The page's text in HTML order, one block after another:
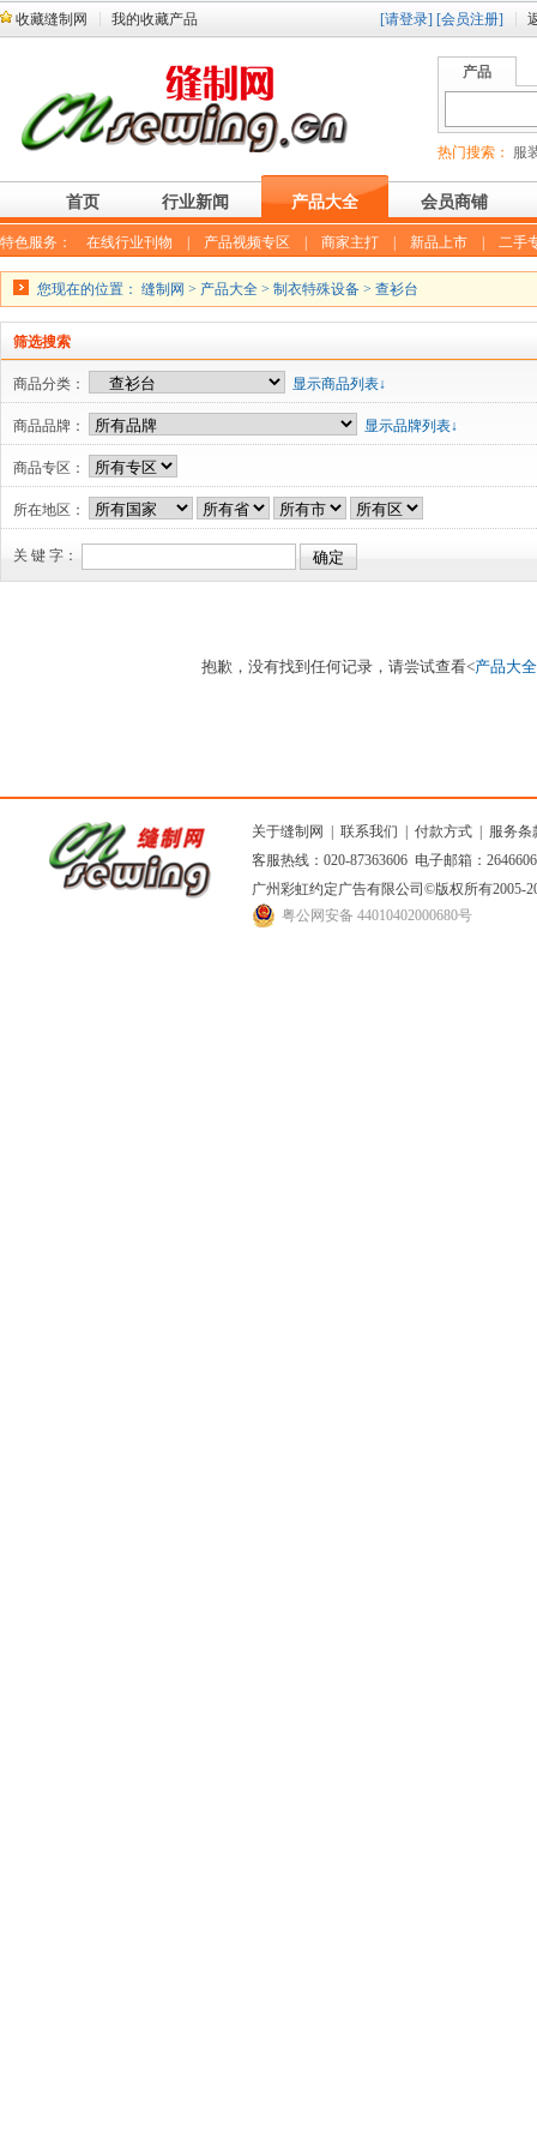
收藏缝制网 我的收藏产品 [请登录] [会员注册]
产品
热门搜索： 服
首页 行业新闻 产品大全 会员商铺
特色服务： 在线行业刊物 产品视频专区 商家主打 新品上市 二手
您现在的位置： 缝制网 > 产品大全 > 制衣特殊设备 > 查衫台
筛选搜索
商品分类： 显示商品列表↓
商品品牌： 显示品牌列表↓
商品专区：
所在地区：
关 键 字：
抱歉，没有找到任何记录，请尝试查看<产品大全
关于缝制网 联系我们 付款方式
服务条
客服热线：020-87363606 电子邮箱：
广州彩虹约定广告有限公司 ©版权所有2005-
粤公网安备 44010402000680号